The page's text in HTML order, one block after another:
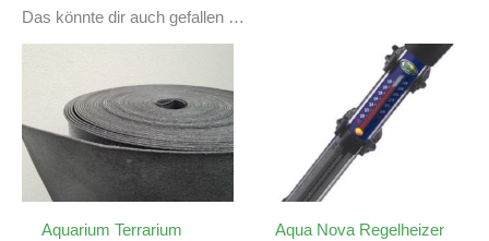
Das könnte dir auch gefallen …
Aquarium Terrarium
Aqua Nova Regelheizer